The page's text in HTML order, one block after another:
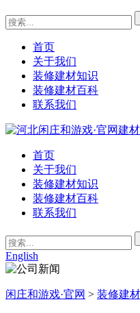
首页
关于我们
装修建材知识
装修建材百科
联系我们
首页
关于我们
装修建材知识
装修建材百科
联系我们
English
闲庄和游戏·官网 > 装修建